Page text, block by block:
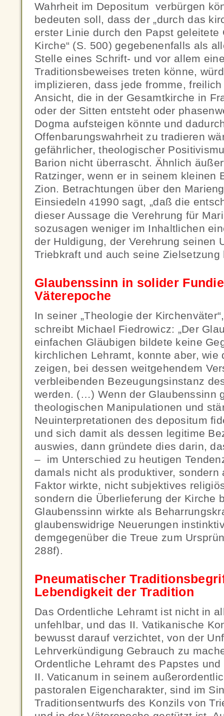
Wahrheit im Depositum verbürgen
bedeuten soll, dass der „durch das
erster Linie durch den Papst geleitete
Kirche“ (S. 500) gegebenenfalls als
Stelle eines Schrift- und vor allem
Traditionsbeweises treten könne,
implizieren, dass jede fromme,
Ansicht, die in der Gesamtkirche in
oder der Sitten entsteht oder
Dogma aufsteigen könnte und
Offenbarungswahrheit zu tradieren
gefährlicher, theologischer
Barion nicht überrascht. Ähnlich
Ratzinger, wenn er in seinem kleinen
Zion. Betrachtungen über den
Einsiedeln41990 sagt, „daß die
dieser Aussage die Verehrung für
sozusagen weniger im Inhaltlichen
der Huldigung, der Verehrung seinen
Triebkraft und auch seine Zielsetzung
Glaubenssinn in solider
Väterepoche
In seiner „Theologie der
schreibt Michael Fiedrowicz: „Der
einfachen Gläubigen bildete keine
kirchlichen Lehramt, konnte aber, wie
zeigen, bei dessen weitgehendem
verbleibenden Bezeugungsinstanz
werden. (…) Wenn der Glaubenssinn
theologischen Manipulationen und
Neuinterpretationen des depositum
und sich damit als dessen legitime
auswies, dann gründete dies darin,
– im Unterschied zu heutigen
damals nicht als produktiver, sondern
Faktor wirkte, nicht subjektives
sondern die Überlieferung der Kirche
Glaubenssinn wirkte als
glaubenswidrige Neuerungen
demgegenüber die Treue zum
288f).
Pneumatischer
Lebendigkeit der Tradition
Das Ordentliche Lehramt ist nicht in
unfehlbar, und das II. Vatikanische
bewusst darauf verzichtet, von der
Lehrverkündigung Gebrauch zu
Ordentliche Lehramt des Papstes
II. Vaticanum in seinem
pastoralen Eigencharakter, sind im
Traditionsentwurfs des Konzils von